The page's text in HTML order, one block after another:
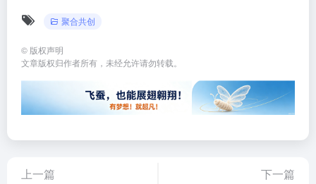
聚合共创
© 版权声明
文章版权归作者所有，未经允许请勿转载。
上一篇 下一篇